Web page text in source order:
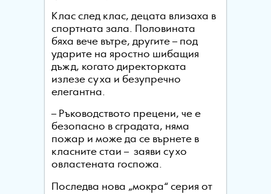
Клас след клас, децата влизаха в
спортната зала. Половината
бяха вече вътре, другите – под
ударите на яростно шибащия
дъжд, когато директорката
излезе суха и безупречно
елегантна.
– Ръководството прецени, че е
безопасно в сградата, няма
пожар и може да се върнете в
класните стаи – заяви сухо
овластената госпожа.
Последва нова „мокра“ серия от